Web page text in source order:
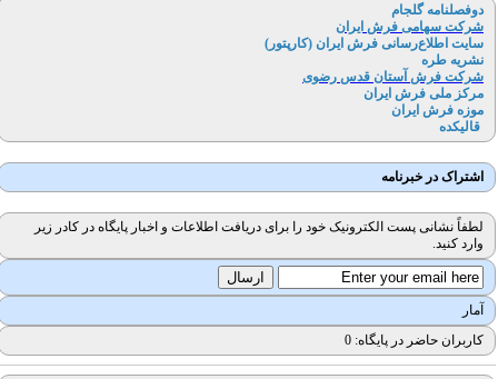
دوفصلنامه گلجام
شرکت سهامی فرش ایران
سایت اطلاع‌رسانی فرش ایران (کارپتور)
نشریه طره
شرکت فرش آستان قدس رضوی
مرکز ملی فرش ایران
موزه فرش ایران
قالیکده
اشتراک در خبرنامه
لطفاً نشانی پست الکترونیک خود را برای دریافت اطلاعات و اخبار پایگاه در کادر زیر
وارد کنید.
آمار
کاربران حاضر در پایگاه: 0